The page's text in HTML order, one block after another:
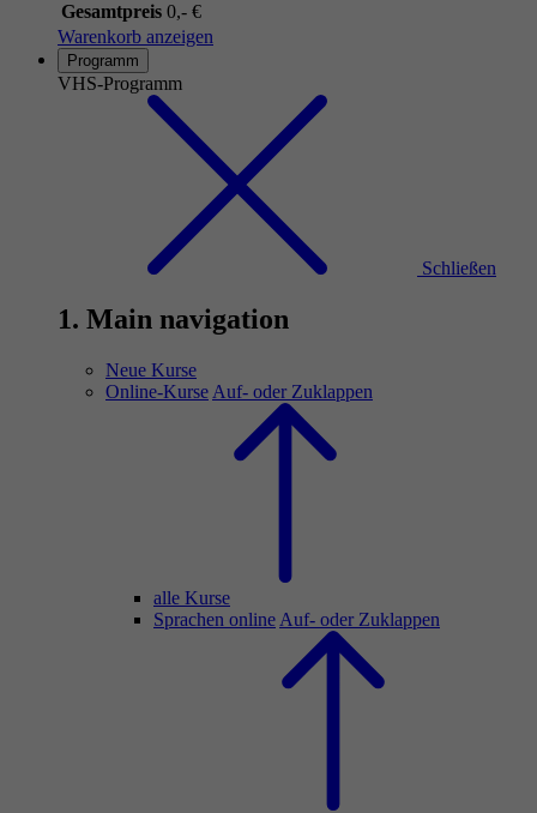
Gesamtpreis 0,- €
Warenkorb anzeigen
Programm
VHS-Programm
Schließen
1. Main navigation
Neue Kurse
Online-Kurse Auf- oder Zuklappen
alle Kurse
Sprachen online Auf- oder Zuklappen